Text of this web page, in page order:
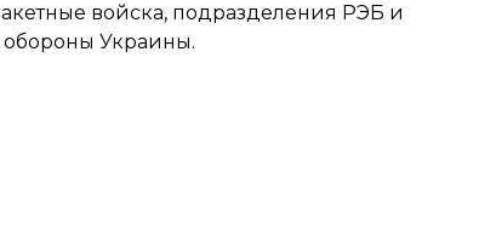
войска, подразделения РЭБ и
Украины.